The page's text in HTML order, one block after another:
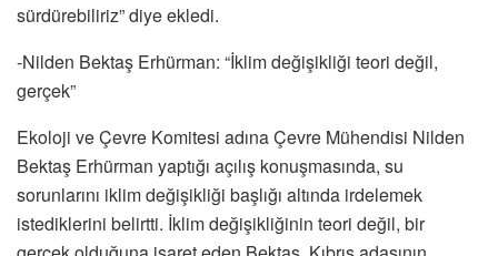
sürdürebiliriz” diye ekledi.
-Nilden Bektaş Erhürman: “İklim değişikliği teori değil,
gerçek”
Ekoloji ve Çevre Komitesi adına Çevre Mühendisi Nilden
Bektaş Erhürman yaptığı açılış konuşmasında, su
sorunlarını iklim değişikliği başlığı altında irdelemek
istediklerini belirtti. İklim değişikliğinin teori değil, bir